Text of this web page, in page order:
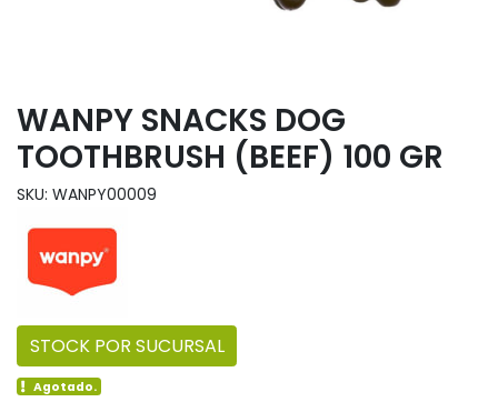
WANPY SNACKS DOG
TOOTHBRUSH (BEEF) 100 GR
SKU: WANPY00009
STOCK POR SUCURSAL
Agotado.